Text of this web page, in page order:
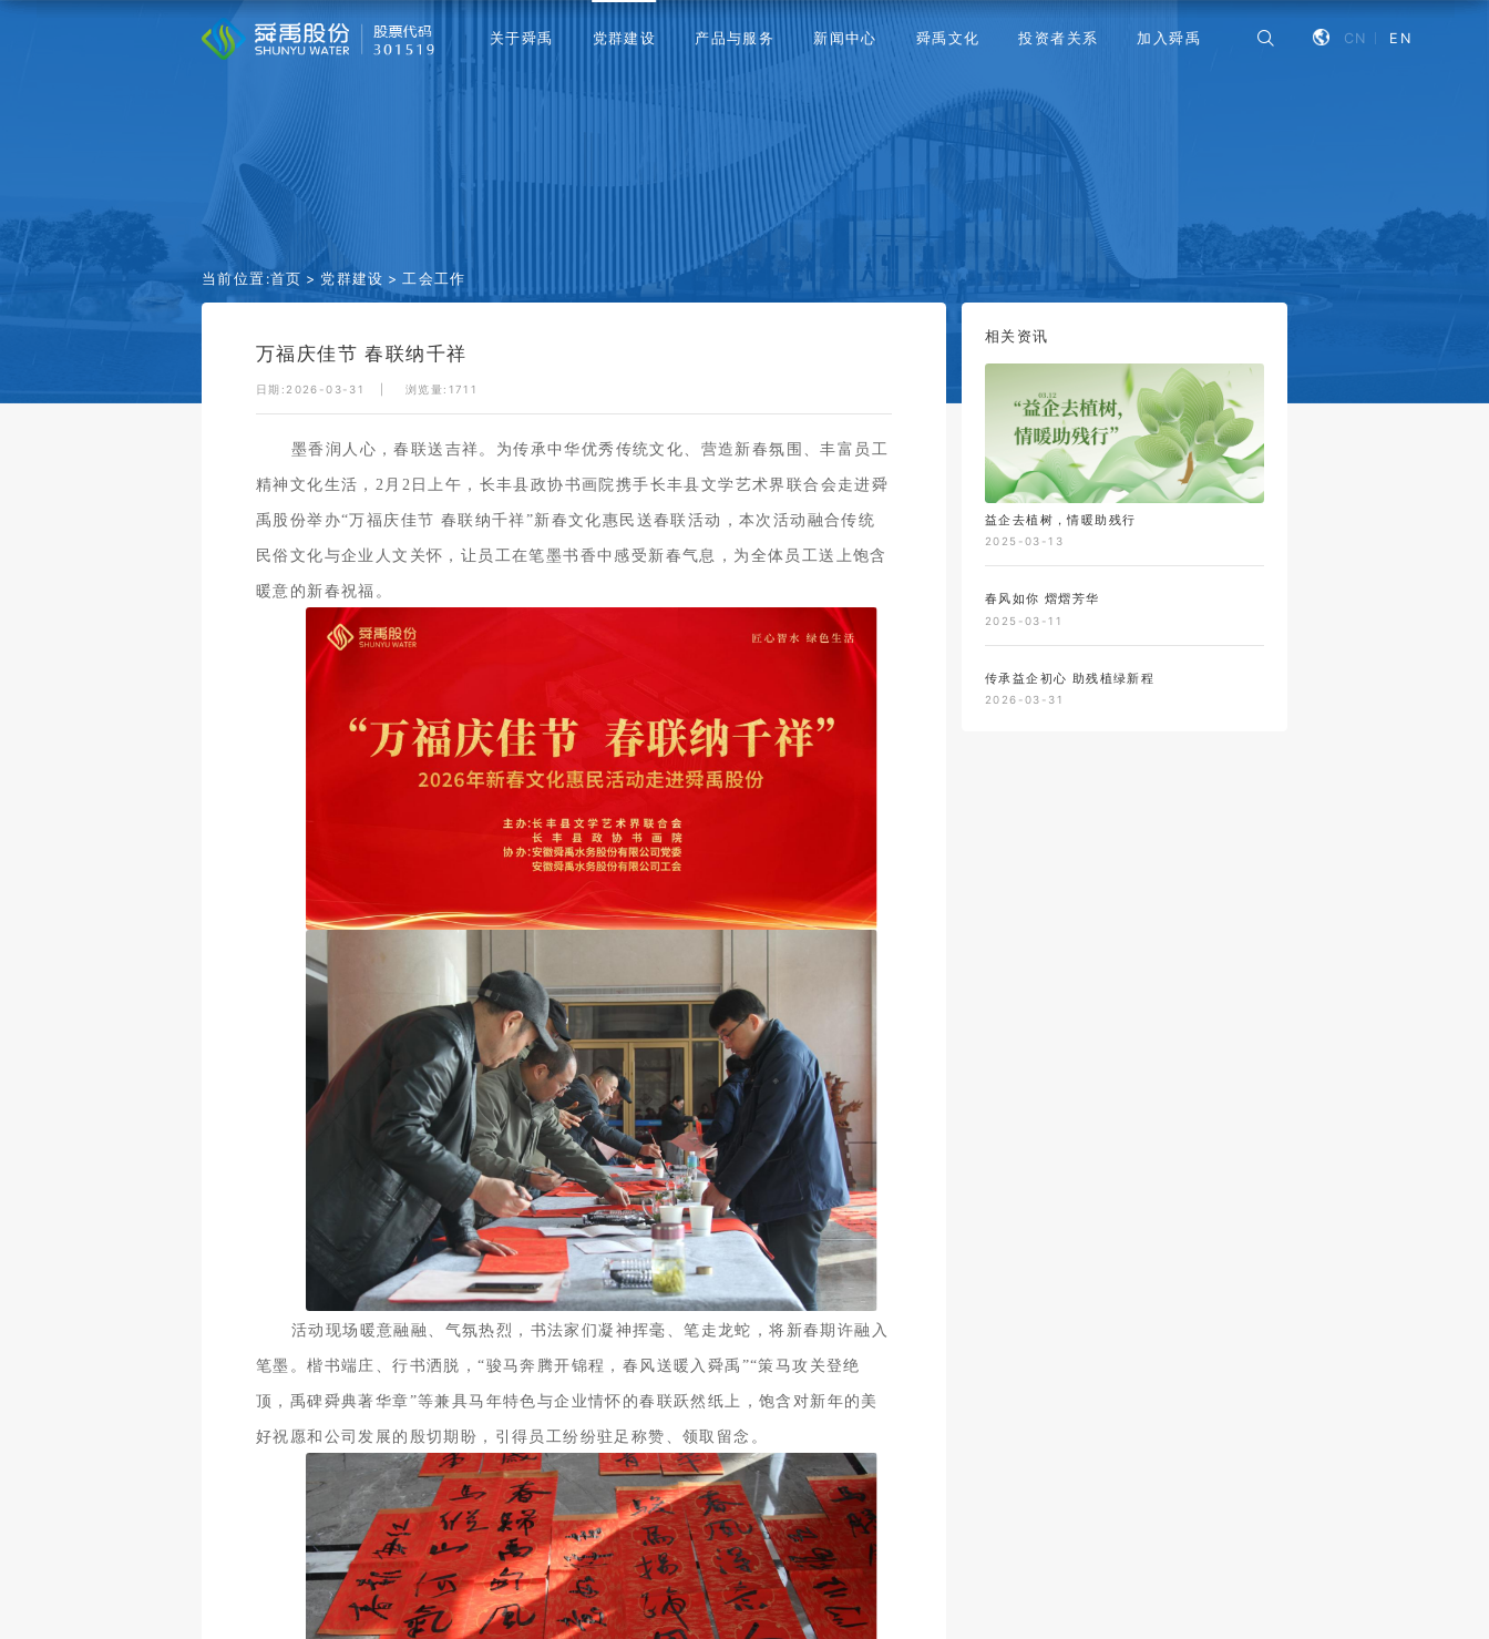
关于舜禹 党群建设 产品与服务 新闻中心 舜禹文化 投资者关系 加入舜禹 CN EN
当前位置:首页 党群建设 工会工作
万福庆佳节 春联纳千祥
日期:2026-03-31 浏览量: 1711
墨香润人心，春联送吉祥。为传承中华优秀传统文化、营造新春氛围、丰富员工
精神文化生活，2月2日上午，长丰县政协书画院携手长丰县文学艺术界联合会走进舜
禹股份举办“万福庆佳节 春联纳千祥”新春文化惠民送春联活动，本次活动融合传统
民俗文化与企业人文关怀，让员工在笔墨书香中感受新春气息，为全体员工送上饱含
暖意的新春祝福。
活动现场暖意融融、气氛热烈，书法家们凝神挥毫、笔走龙蛇，将新春期许融入
笔墨。楷书端庄、行书洒脱，“骏马奔腾开锦程，春风送暖入舜禹”“策马攻关登绝
顶，禹碑舜典著华章”等兼具马年特色与企业情怀的春联跃然纸上，饱含对新年的美
好祝愿和公司发展的殷切期盼，引得员工纷纷驻足称赞、领取留念。
相关资讯
益企去植树，情暖助残行
2025-03-13
春风如你 熠熠芳华
2025-03-11
传承益企初心 助残植绿新程
2026-03-31